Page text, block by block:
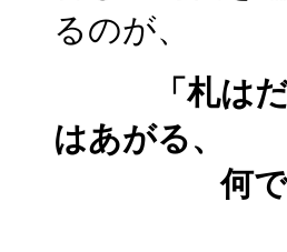
るのが、
「札は
はあがる、
何でも
あがらな